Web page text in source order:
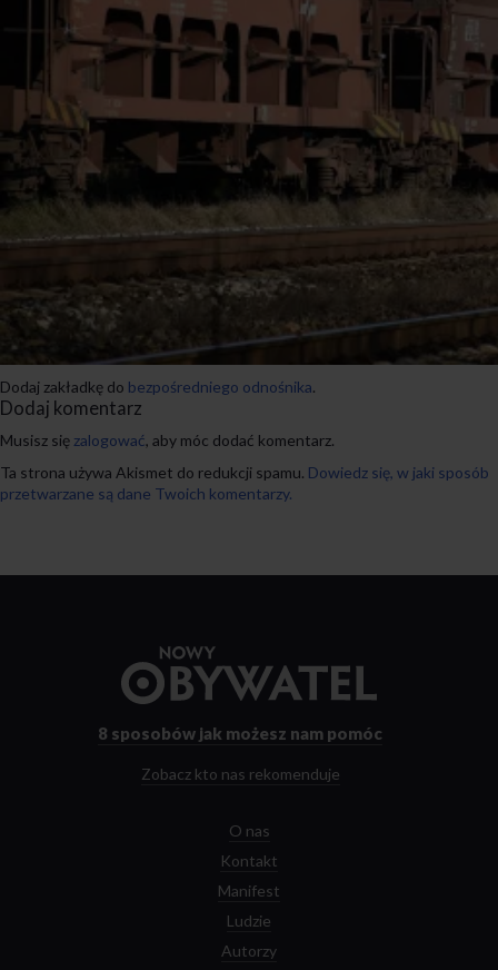
Dodaj zakładkę do bezpośredniego odnośnika.
Dodaj komentarz
Musisz się zalogować, aby móc dodać komentarz.
Ta strona używa Akismet do redukcji spamu. Dowiedz się, w jaki sposób
przetwarzane są dane Twoich komentarzy.
strony
8 sposobów jak możesz nam pomóc
Zobacz kto nas rekomenduje
O nas
Kontakt
Manifest
Ludzie
Autorzy